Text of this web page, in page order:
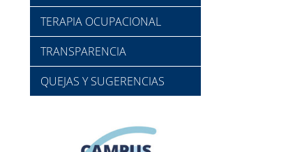
TERAPIA OCUPACIONAL
TRANSPARENCIA
QUEJAS Y SUGERENCIAS